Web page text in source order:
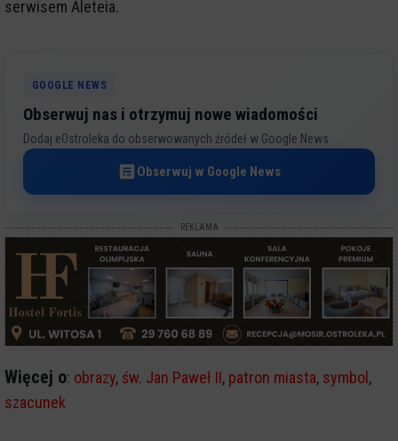
serwisem Aleteia.
GOOGLE NEWS
Obserwuj nas i otrzymuj nowe wiadomości
Dodaj eOstroleka do obserwowanych źródeł w Google News.
Obserwuj w Google News
REKLAMA
Więcej o: obrazy, św. Jan Paweł II, patron miasta, symbol ,
szacunek